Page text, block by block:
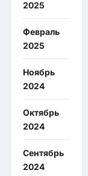
2025
Февраль
2025
Ноябрь
2024
Октябрь
2024
Сентябрь
2024